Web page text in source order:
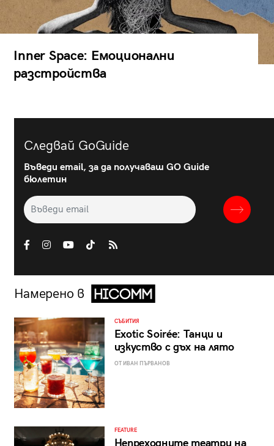
Inner Space: Емоционални
разстройства
Следвай GoGuide
Въведи email, за да получаваш GO Guide
бюлетин
Намерено в
СЪБИТИЯ
Exotic Soirée: Танци и
изкуство с дъх на лято
ОТ ИВАН ПЪРВАНОВ
FEATURE